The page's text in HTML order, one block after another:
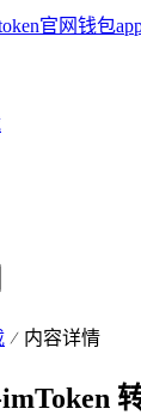
内容详情